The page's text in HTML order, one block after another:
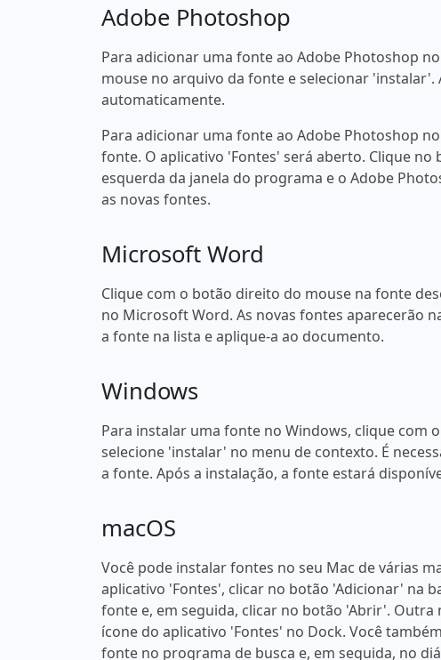
Adobe Photoshop
Para adicionar uma fonte ao Adobe Photoshop
mouse no arquivo da fonte e selecionar
automaticamente.
Para adicionar uma fonte ao Adobe Photoshop
fonte. O aplicativo 'Fontes' será aberto. Clique
esquerda da janela do programa e o Adobe
as novas fontes.
Microsoft Word
Clique com o botão direito do mouse na fonte
no Microsoft Word. As novas fontes aparecerão
a fonte na lista e aplique-a ao documento.
Windows
Para instalar uma fonte no Windows, clique
selecione 'instalar' no menu de contexto. É
a fonte. Após a instalação, a fonte estará
macOS
Você pode instalar fontes no seu Mac de várias
aplicativo 'Fontes', clicar no botão 'Adicionar' na
fonte e, em seguida, clicar no botão 'Abrir'.
ícone do aplicativo 'Fontes' no Dock. Você
fonte no programa de busca e, em seguida, no